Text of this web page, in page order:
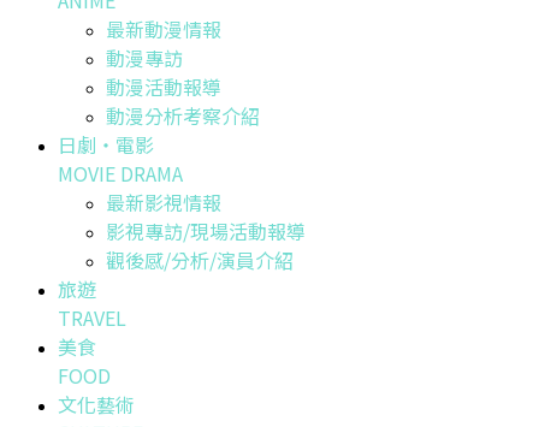
最新動漫情報
動漫專訪
動漫活動報導
動漫分析考察介紹
日劇・電影
MOVIE DRAMA
最新影視情報
影視專訪/現場活動報導
觀後感/分析/演員介紹
旅遊
TRAVEL
美食
FOOD
文化藝術